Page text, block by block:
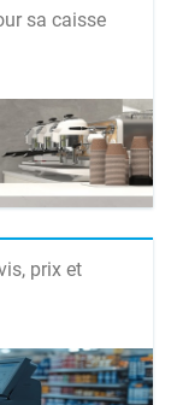
sa caisse
prix et